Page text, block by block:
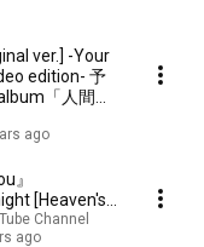
ver.] -Your
edition- 予
「人間開
ago
』
[Heaven's
Theme
Channel
ago